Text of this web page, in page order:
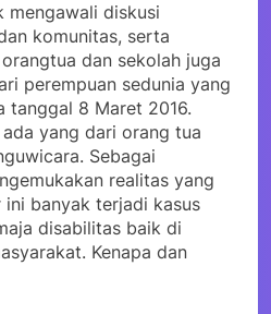
mengawali diskusi
komunitas, serta
dan sekolah juga
perempuan sedunia yang
tanggal 8 Maret 2016.
yang dari orang tua
Sebagai
realitas yang
banyak terjadi kasus
disabilitas baik di
Kenapa dan